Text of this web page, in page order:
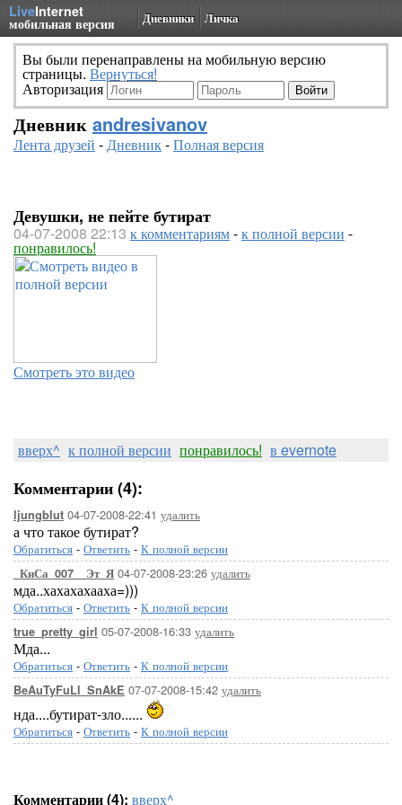
LiveInternet
мобильная версия Дневники Личка
Вы были перенаправлены на мобильную версию
страницы. Вернуться!
Авторизация
Дневник andresivanov
Лента друзей -Дневник-Полная версия
Девушки, не пейте бутират
04-07-2008 22:13 к комментариям-к полной версии -
понравилось!
Смотреть это видео
вверх^ к полной версии понравилось! в evernote
Комментарии (4):
ljungblut 04-07-2008-22:41 удалить
а что такое бутират?
Обратиться - Ответить - К полной версии
_КиСа_007__Эт_Я 04-07-2008-23:26 удалить
мда..хахахахааха=)))
Обратиться - Ответить - К полной версии
true_pretty_girl 05-07-2008-16:33 удалить
Мда...
Обратиться - Ответить - К полной версии
BeAuTyFuLl_SnAkE 07-07-2008-15:42 удалить
нда....бутират-зло......
Обратиться - Ответить - К полной версии
Комментарии (4): вверх^